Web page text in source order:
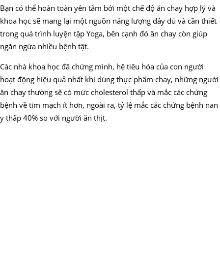
Bạn có thể hoàn toàn yên tâm bởi một chế độ ăn chay hợp lý và
khoa học sẽ mang lại một nguồn năng lượng đây đủ và cần thiết
trong quá trình luyện tập Yoga, bên cạnh đó ăn chay còn giúp
ngăn ngừa nhiều bệnh tật.
Các nhà khoa học đã chứng mình, hệ tiêu hóa của con người
hoạt động hiệu quả nhất khi dùng thực phẩm chay, những người
ăn chay thường sẽ có mức cholesterol thấp và mắc các chứng
bệnh về tim mạch ít hơn, ngoài ra, tỷ lệ mắc các chứng bệnh nan
y thấp 40% so với người ăn thịt.